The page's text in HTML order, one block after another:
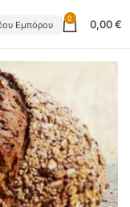
Εμπόρου
0 0,00€